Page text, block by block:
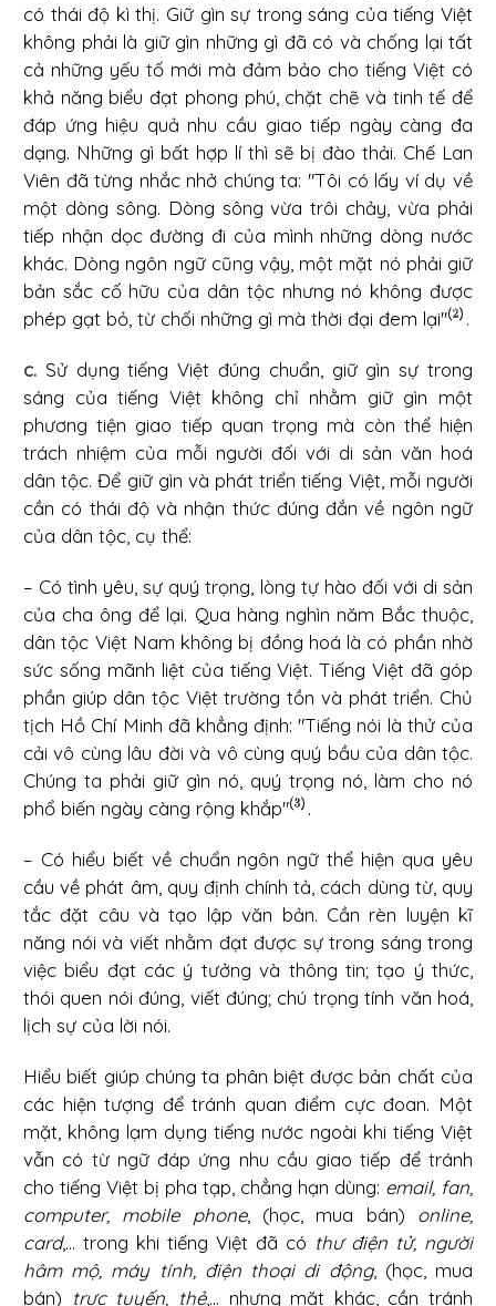
có thái độ kì thị. Giữ gìn sự trong sáng của tiếng Việt
không phải là giữ gìn những gì đã có và chống lại tất
cả những yếu tố mới mà đảm bảo cho tiếng Việt có
khả năng biểu đạt phong phú, chặt chẽ và tinh tế để
đáp ứng hiệu quả nhu cầu giao tiếp ngày càng đa
dạng. Những gì bất hợp lí thì sẽ bị đào thải. Chế Lan
Viên đã từng nhắc nhở chúng ta: "Tôi có lấy ví dụ về
một dòng sông. Dòng sông vừa trôi chảy, vừa phải
tiếp nhận dọc đường đi của mình những dòng nước
khác. Dòng ngôn ngữ cũng vậy, một mặt nó phải giữ
bản sắc cố hữu của dân tộc nhưng nó không được
phép gạt bỏ, từ chối những gì mà thời đại đem lại"
.
c. Sử dụng tiếng Việt đúng chuẩn, giữ gìn sự trong
sáng của tiếng Việt không chỉ nhằm giữ gìn một
phương tiện giao tiếp quan trọng mà còn thể hiện
trách nhiệm của mỗi người đối với di sản văn hoá
dân tộc. Để giữ gìn và phát triển tiếng Việt, mỗi người
cần có thái độ và nhận thức đúng đắn về ngôn ngữ
của dân tộc, cụ thể:
– Có tình yêu, sự quý trọng, lòng tự hào đối với di sản
của cha ông để lại. Qua hàng nghìn năm Bắc thuộc,
dân tộc Việt Nam không bị đồng hoá là có phần nhờ
sức sống mãnh liệt của tiếng Việt. Tiếng Việt đã góp
phần giúp dân tộc Việt trường tồn và phát triển. Chủ
tịch Hồ Chí Minh đã khẳng định: "Tiếng nói là thử của
cải vô cùng lâu đời và vô cùng quý bầu của dân tộc.
Chúng ta phải giữ gìn nó, quý trọng nó, làm cho nó
phổ biến ngày càng rộng khắp"
.
– Có hiểu biết về chuẩn ngôn ngữ thể hiện qua yêu
cầu về phát âm, quy định chính tả, cách dùng từ, quy
tắc đặt câu và tạo lập văn bản. Cần rèn luyện kĩ
năng nói và viết nhằm đạt được sự trong sáng trong
việc biểu đạt các ý tưởng và thông tin; tạo ý thức,
thói quen nói đúng, viết đúng; chú trọng tính văn hoá,
lịch sự của lời nói.
Hiểu biết giúp chúng ta phân biệt được bản chất của
các hiện tượng để tránh quan điểm cực đoan. Một
mặt, không lạm dụng tiếng nước ngoài khi tiếng Việt
vẫn có từ ngữ đáp ứng nhu cầu giao tiếp để tránh
cho tiếng Việt bị pha tạp, chẳng hạn dùng: email, fan,
computer, mobile phone, (học, mua bán) online,
card,... trong khi tiếng Việt đã có thư điện tử, người
hâm mộ, máy tính, điện thoại di động, (học, mua
bán) trực tuyến, thẻ,... nhưng mặt khác, cần tránh